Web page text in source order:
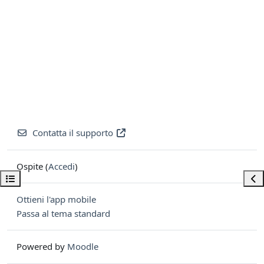
Apri indice del corso
Contatta il supporto
Ospite (Accedi)
Ottieni l'app mobile
Passa al tema standard
Powered by Moodle